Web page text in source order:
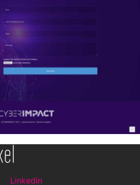
Linkedin